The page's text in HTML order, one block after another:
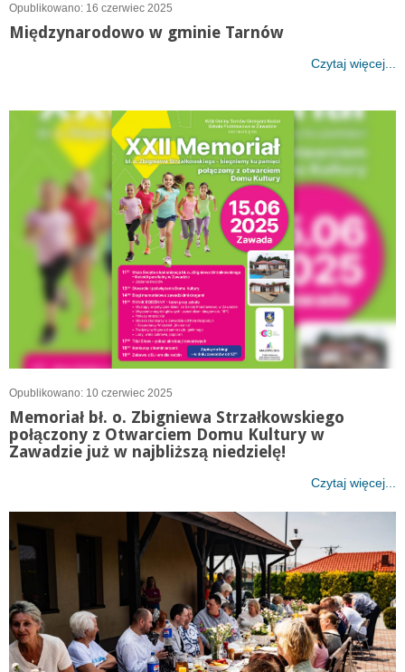
Opublikowano: 16 czerwiec 2025
Międzynarodowo w gminie Tarnów
Czytaj więcej...
Opublikowano: 10 czerwiec 2025
Memoriał bł. o. Zbigniewa Strzałkowskiego
połączony z Otwarciem Domu Kultury w
Zawadzie już w najbliższą niedzielę!
Czytaj więcej...